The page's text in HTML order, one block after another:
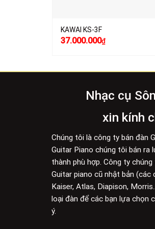
KAWAI KS-3F
Giá
37.000.000₫Giá
hiện
37.000.000₫.
Nhạc cụ
xin kính
Chúng tôi là công ty bán đàn
Guitar Piano chúng tôi bán
thành phù hợp. Công ty
Guitar piano cũ nhật bản (các
Kaiser, Atlas, Diapison,
loại đàn để các bạn lựa chọn
ý.